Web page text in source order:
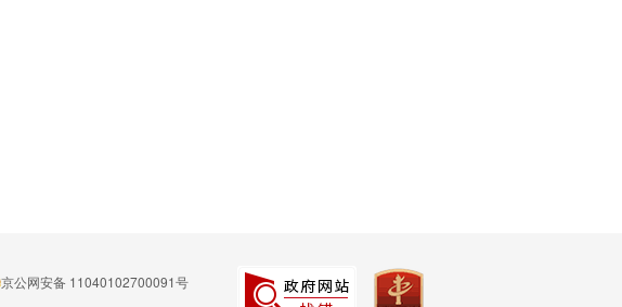
京公网安备 11040102700091号